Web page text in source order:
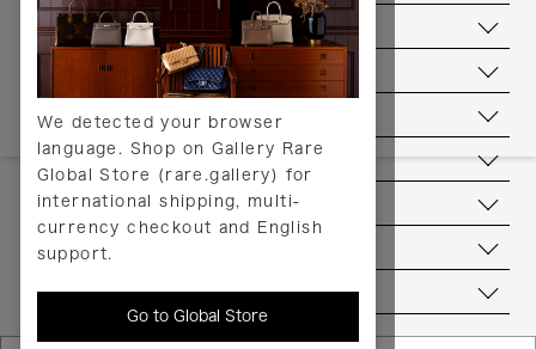
We detected your browser
language. Shop on Gallery Rare
Global Store (rare.gallery) for
international shipping, multi-
currency checkout and English
support.
Go to Global Store
配送について
送料について
返品について
ヘルプ
お問い合わせ
当店について